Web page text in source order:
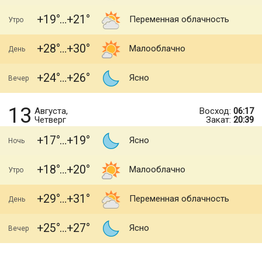
Утро +19 +21 Переменная облачность
День +28 +30 Малооблачно
Вечер +24 +26 Ясно
13 Августа,
Четверг
Восход: 06:17
Закат: 20:39
Ночь +17 +19 Ясно
Утро +18 +20 Малооблачно
День +29 +31 Переменная облачность
Вечер +25 +27 Ясно